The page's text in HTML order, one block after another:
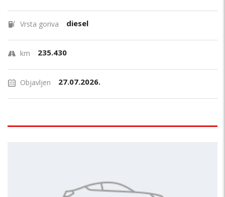
Vrsta goriva diesel
km 235.430
Objavljen 27.07.2026.